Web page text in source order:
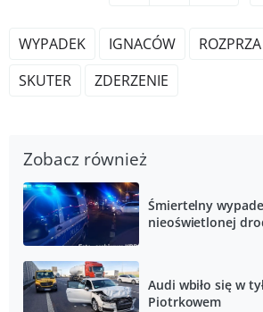
WYPADEK IGNACÓW ROZPRZA
SKUTER
ZDERZENIE
Zobacz również
Śmiertelny
nieoświetlonej
Audi wbiło się w
Piotrkowem